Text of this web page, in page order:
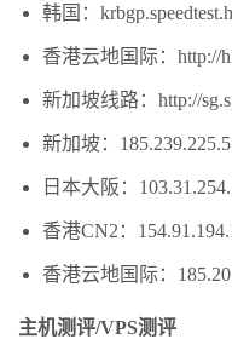
韩国：
香港云地国际：http://
新加坡线路：http://
新加坡：
日本大阪：
香港CN2：
香港云地国际：
主机测评/VPS测评